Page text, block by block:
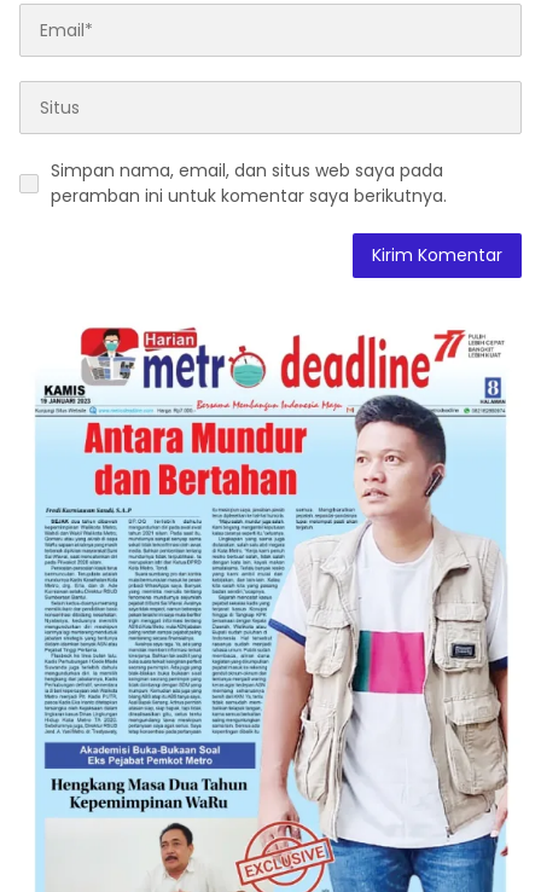
Simpan nama, email, dan situs web saya pada
peramban ini untuk komentar saya berikutnya.